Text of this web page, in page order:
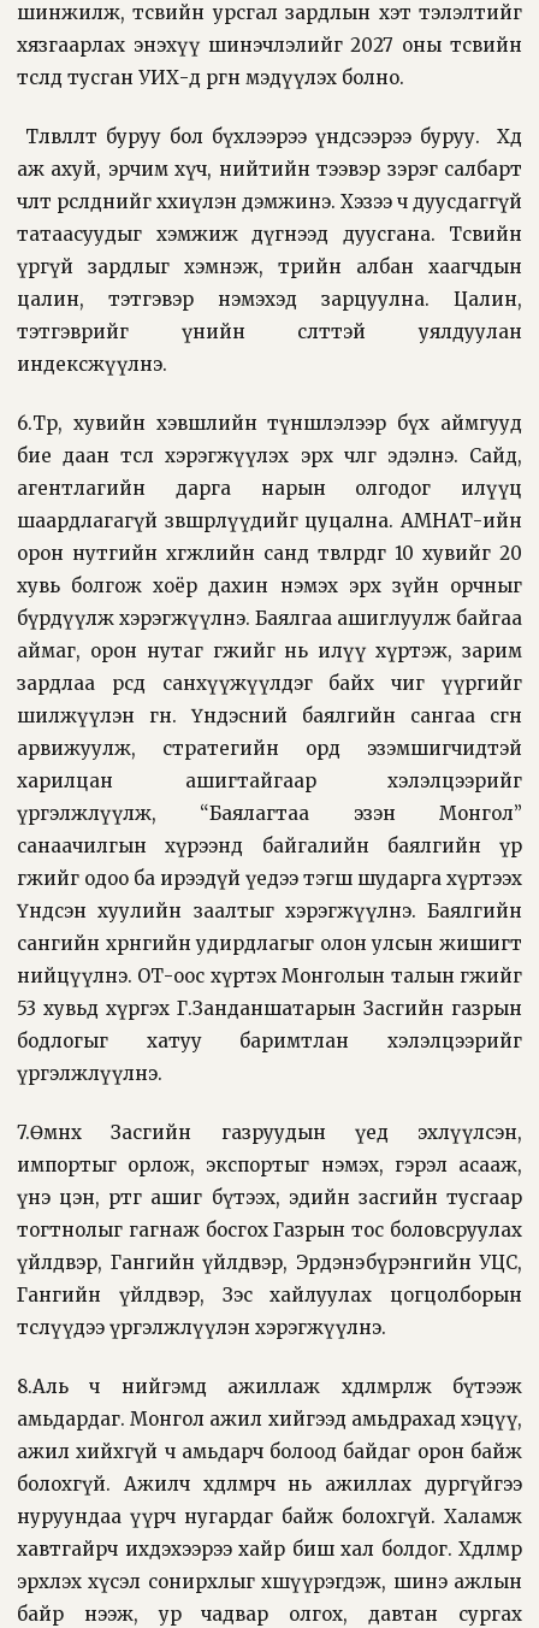
шинжилж, төсвийн урсгал зардлын хэт тэлэлтийг
хязгаарлах энэхүү шинэчлэлийг 2027 оны төсвийн
төсөлд тусган УИХ-д өргөн мэдүүлэх болно.
Төлөвлөлт буруу бол бүхлээрээ үндсээрээ буруу.
Хөдөө
аж ахуй, эрчим хүч, нийтийн тээвэр зэрэг салбарт
чөлөөт өрсөлдөөнийг хөхиүлэн дэмжинэ. Хэзээ ч дуусдаггүй
татаасуудыг хэмжиж дүгнээд дуусгана. Төсвийн
үргүй зардлыг хэмнэж, төрийн албан хаагчдын
цалин, тэтгэвэр нэмэхэд зарцуулна. Цалин,
тэтгэврийг үнийн өсөлттэй уялдуулан
индексжүүлнэ.
6.Төр, хувийн хэвшлийн түншлэлээр бүх аймгууд
бие даан төсөл хэрэгжүүлэх эрх чөлөөг эдэлнэ. Сайд,
агентлагийн дарга нарын олгодог илүүц
шаардлагагүй зөвшөөрлүүдийг цуцална. АМНАТ-ийн
орон нутгийн хөгжлийн санд төвлөрдөг 10 хувийг 20
хувь болгож хоёр дахин нэмэх эрх зүйн орчныг
бүрдүүлж хэрэгжүүлнэ. Баялгаа ашиглуулж байгаа
аймаг, орон нутаг өгөөжийг нь илүү хүртэж, зарим
зардлаа өөрсдөө санхүүжүүлдэг байх чиг үүргийг
шилжүүлэн өгнө. Үндэсний баялгийн сангаа өсгөн
арвижуулж, стратегийн орд эзэмшигчидтэй
харилцан ашигтайгаар хэлэлцээрийг
үргэлжлүүлж, “Баялагтаа эзэн Монгол”
санаачилгын хүрээнд байгалийн баялгийн үр
өгөөжийг одоо ба ирээдүй үедээ тэгш шударга хүртээх
Үндсэн хуулийн заалтыг хэрэгжүүлнэ. Баялгийн
сангийн хөрөнгийн удирдлагыг олон улсын жишигт
нийцүүлнэ. ОТ-оос хүртэх Монголын талын өгөөжийг
53 хувьд хүргэх Г.Занданшатарын Засгийн газрын
бодлогыг хатуу баримтлан хэлэлцээрийг
үргэлжлүүлнэ.
7.Өмнөх Засгийн газруудын үед эхлүүлсэн,
импортыг орлож, экспортыг нэмэх, гэрэл асааж,
үнэ цэн, өртөг ашиг бүтээх, эдийн засгийн тусгаар
тогтнолыг гагнаж босгох Газрын тос боловсруулах
үйлдвэр, Гангийн үйлдвэр, Эрдэнэбүрэнгийн УЦС,
Гангийн үйлдвэр, Зэс хайлуулах цогцолборын
төслүүдээ үргэлжлүүлэн хэрэгжүүлнэ.
8.Аль ч нийгэмд ажиллаж хөдөлмөрлөж бүтээж
амьдардаг. Монгол ажил хийгээд амьдрахад хэцүү,
ажил хийхгүй ч амьдарч болоод байдаг орон байж
болохгүй. Ажилч хөдөлмөрч нь ажиллах дургүйгээ
нуруундаа үүрч нугардаг байж болохгүй. Халамж
хавтгайрч ихдэхээрээ хайр биш хал болдог. Хөдөлмөр
эрхлэх хүсэл сонирхлыг хөшүүрэгдэж, шинэ ажлын
байр нээж, ур чадвар олгох, давтан сургах